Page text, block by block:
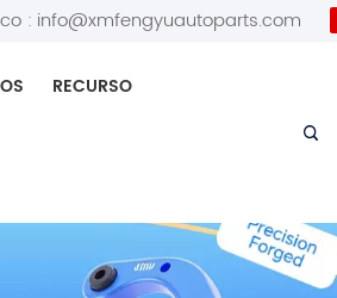
: info@xmfengyuautoparts.com
RECURSO